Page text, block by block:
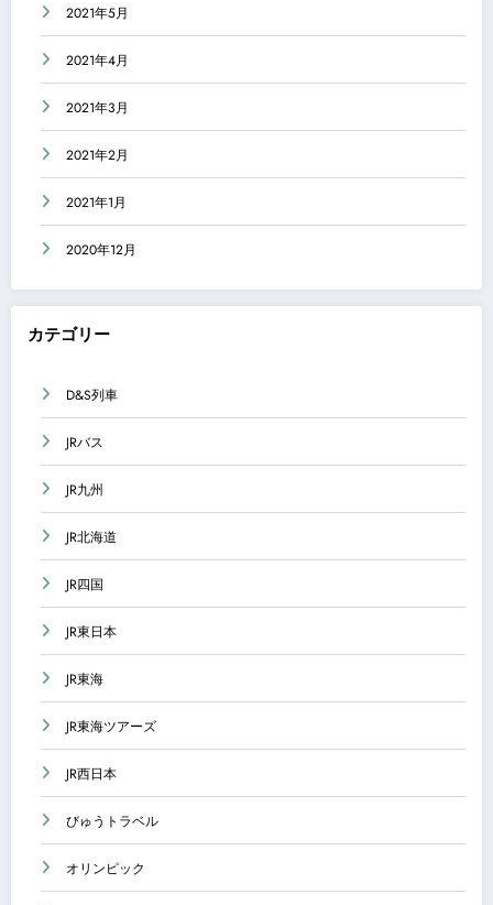
2021年5月
2021年4月
2021年3月
2021年2月
2021年1月
2020年12月
カテゴリー
D&S列車
JRバス
JR九州
JR北海道
JR四国
JR東日本
JR東海
JR東海ツアーズ
JR西日本
びゅうトラベル
オリンピック